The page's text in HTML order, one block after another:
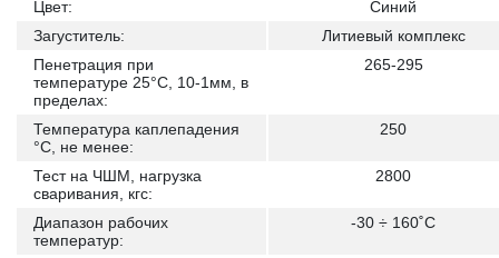
Цвет:
Синий
Загуститель:
Литиевый комплекс
Пенетрация при
температуре 25°С, 10-1мм, в
пределах:
265-295
Температура каплепадения
°С, не менее:
250
Тест на ЧШМ, нагрузка
сваривания, кгс:
2800
Диапазон рабочих
температур:
-30 ÷ 160˚С